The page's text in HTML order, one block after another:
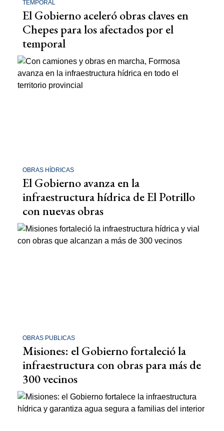
TEMPORAL
El Gobierno aceleró obras claves en
Chepes para los afectados por el
temporal
OBRAS HÍDRICAS
El Gobierno avanza en la
infraestructura hídrica de El Potrillo
con nuevas obras
OBRAS PUBLICAS
Misiones: el Gobierno fortaleció la
infraestructura con obras para más de
300 vecinos